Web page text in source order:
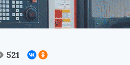
521